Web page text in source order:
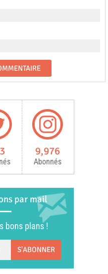
9,976
Abonnés
par mail
bons plans !
S'ABONNER